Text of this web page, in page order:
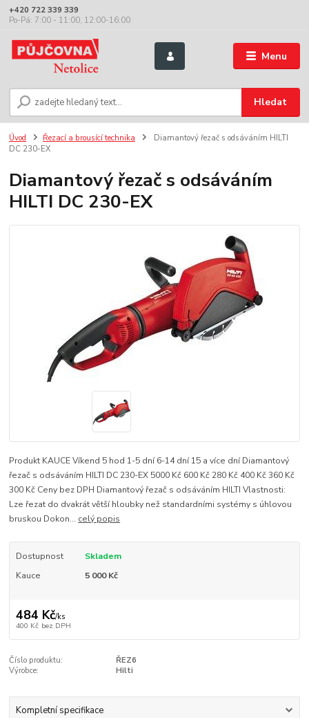
Menu
Hledat
+420 722 339 339
Po-Pá: 7:00 - 11:00, 12:00-16:00
Úvod Řezací a brousící technika
Diamantový řezač s odsáváním HILTI
DC 230-EX
Diamantový řezač s odsáváním
HILTI DC 230-EX
Produkt KAUCE Víkend 5 hod 1-5 dní 6-14 dní 15 a více dní Diamantový
řezač s odsáváním HILTI DC 230-EX 5000 Kč 600 Kč 280 Kč 400 Kč 360 Kč
300 Kč Ceny bez DPH Diamantový řezač s odsáváním HILTI Vlastnosti:
Lze řezat do dvakrát větší hloubky než standardními systémy s úhlovou
bruskou Dokon... celý popis
Dostupnost
Skladem
Kauce
5 000 Kč
484 Kč/ks
400 Kč bez DPH
Číslo produktu:
ŘEZ6
Výrobce:
Hilti
Kompletní specifikace